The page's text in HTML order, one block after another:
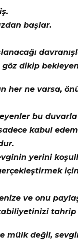
başlar.
dikip
her ne varsa,
bu
kabul
yerini
ve onu
tahrip
mülk değil,